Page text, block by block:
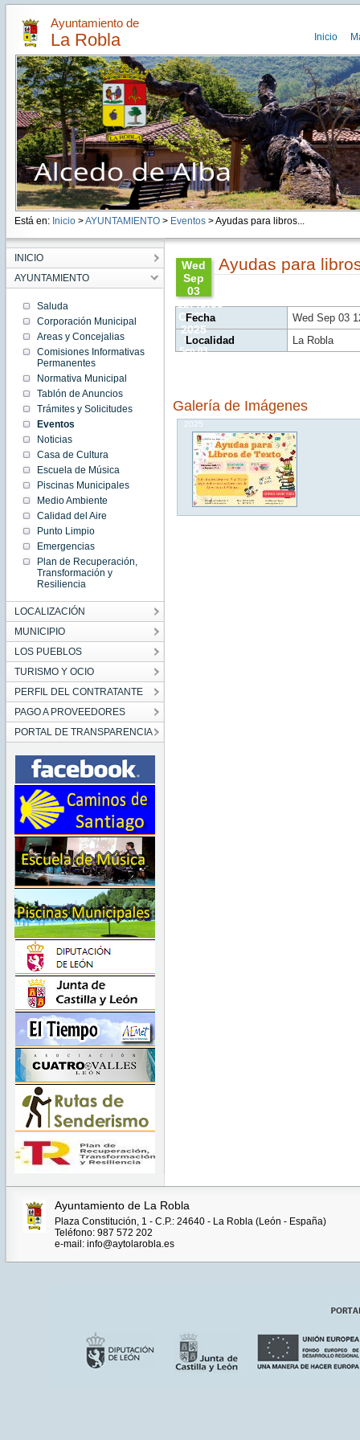
Ayuntamiento de
La Robla Inicio
Está en: Inicio >AYUNTAMIENTO> Eventos> Ayudas para libros...
INICIO
AYUNTAMIENTO
Saluda
Corporación Municipal
Areas y Concejalias
Comisiones Informativas
Permanentes
Normativa Municipal
Tablón de Anuncios
Trámites y Solicitudes
Eventos
Noticias
Casa de Cultura
Escuela de Música
Piscinas Municipales
Medio Ambiente
Calidad del Aire
Punto Limpio
Emergencias
Plan de Recuperación,
Transformación y
Resiliencia
LOCALIZACIÓN
MUNICIPIO
LOS PUEBLOS
TURISMO Y OCIO
PERFIL DEL CONTRATANTE
PAGO A PROVEEDORES
PORTAL DE TRANSPARENCIA
Wed
Sep
03
12:49:00
CEST
2025
Wed
Sep 03
12:49:00
2025
Ayudas para
Fecha
Wed Sep 03
Localidad
La Robla
Galería de Imágenes
Ayuntamiento de La Robla
Plaza Constitución, 1 - C.P.: 24640 - La Robla (León - España)
Teléfono: 987 572 202
e-mail: info@aytolarobla.es